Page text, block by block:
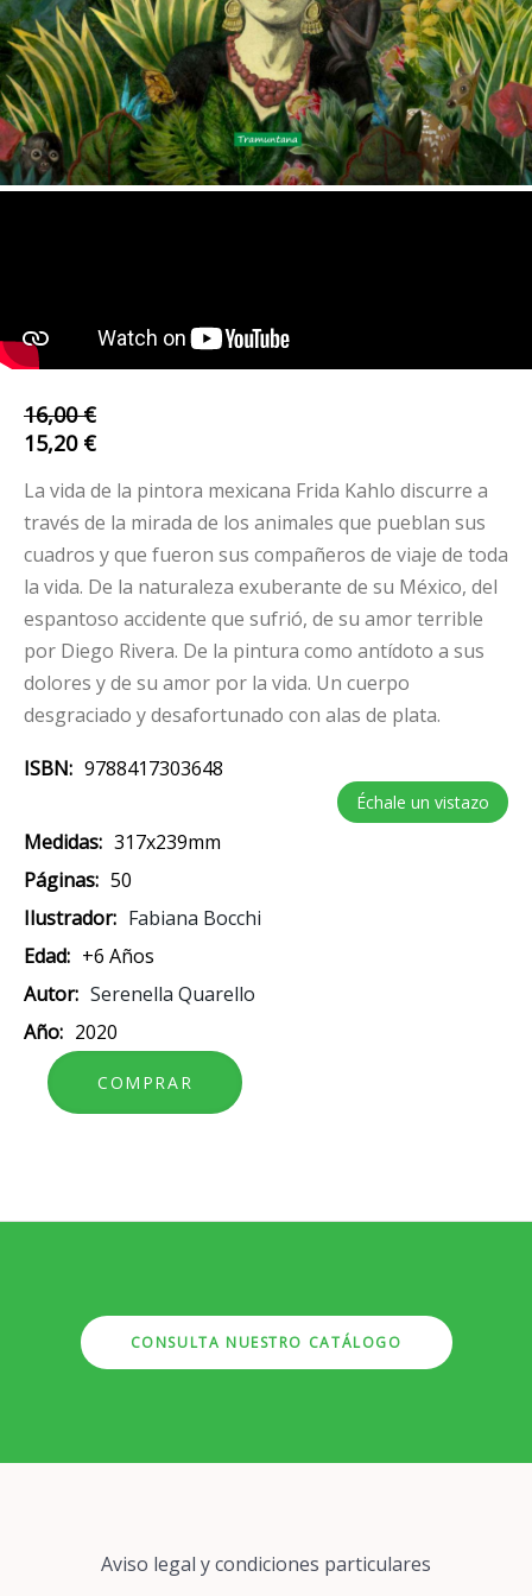
16,00 €
15,20 €
La vida de la pintora mexicana Frida Kahlo discurre a
través de la mirada de los animales que pueblan sus
cuadros y que fueron sus compañeros de viaje de toda
la vida. De la naturaleza exuberante de su México, del
espantoso accidente que sufrió, de su amor terrible
por Diego Rivera. De la pintura como antídoto a sus
dolores y de su amor por la vida. Un cuerpo
desgraciado y desafortunado con alas de plata.
ISBN 9788417303648
Échale un vistazo
Medidas 317x239mm
Páginas 50
Ilustrador
Fabiana Bocchi
Edad
+6 Años
Autor Serenella Quarello
Año
2020
CONSULTA NUESTRO CATÁLOGO
Aviso legal y condiciones particulares